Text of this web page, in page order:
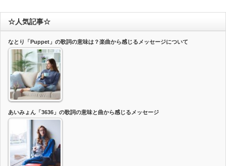
☆人気記事☆
なとり「Puppet」の歌詞の意味は？楽曲から感じるメッセージについて
あいみょん「3636」の歌詞の意味と曲から感じるメッセージ